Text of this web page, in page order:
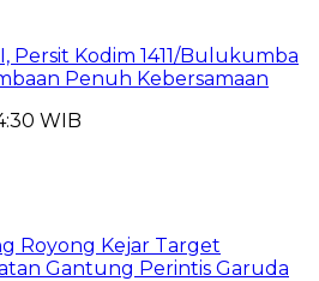
Persit Kodim 1411/Bulukumba
Penuh Kebersamaan
WIB
Royong Kejar Target
Gantung Perintis Garuda